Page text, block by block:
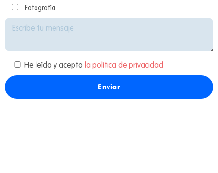
Fotografía
He leído y acepto la política de privacidad